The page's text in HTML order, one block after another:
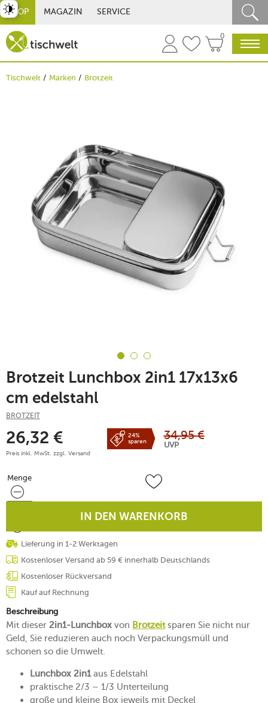
SHOP MAGAZIN SERVICE
0
Tischwelt Marken Brotzeit
Brotzeit Lunchbox 2in1 17x13x6
cm edelstahl
BROTZEIT
26,32 €
Preis inkl. MwSt. zzgl. Versand
24%
sparen
34,95 €
UVP
Menge
Menge
IN DEN WARENKORB
Lieferung in 1-2 Werktagen
Kostenloser Versand ab 59 € innerhalb Deutschlands
Kostenloser Rückversand
Kauf auf Rechnung
Beschreibung
Mit dieser 2in1-Lunchbox von Brotzeitsparen Sie nicht nur
Geld, Sie reduzieren auch noch Verpackungsmüll und
schonen so die Umwelt.
Lunchbox 2in1aus Edelstahl
praktische 2/3 – 1/3 Unterteilung
große und kleine Box jeweils mit Deckel
umschalten